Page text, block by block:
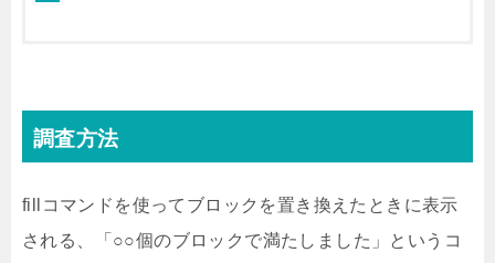
調査方法
fillコマンドを使ってブロックを置き換えたときに表示
される、「○○個のブロックで満たしました」というコ